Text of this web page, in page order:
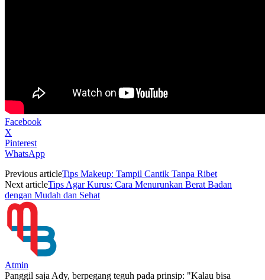
Facebook
X
Pinterest
WhatsApp
Previous articleTips Makeup: Tampil Cantik Tanpa Ribet
Next articleTips Agar Kurus: Cara Menurunkan Berat Badan
dengan Mudah dan Sehat
Atmin
Panggil saja Ady, berpegang teguh pada prinsip: "Kalau bisa